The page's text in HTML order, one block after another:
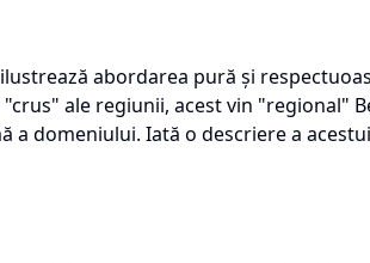
abordarea pură și
ale regiunii, acest vin "regional"
a domeniului. Iată o descriere a